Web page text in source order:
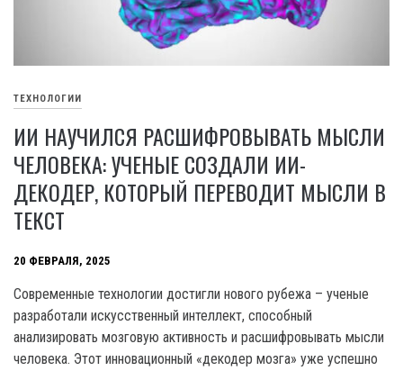
ТЕХНОЛОГИИ
ИИ НАУЧИЛСЯ РАСШИФРОВЫВАТЬ МЫСЛИ
ЧЕЛОВЕКА: УЧЕНЫЕ СОЗДАЛИ ИИ-
ДЕКОДЕР, КОТОРЫЙ ПЕРЕВОДИТ МЫСЛИ В
ТЕКСТ
20 ФЕВРАЛЯ, 2025
Современные технологии достигли нового рубежа – ученые
разработали искусственный интеллект, способный
анализировать мозговую активность и расшифровывать мысли
человека. Этот инновационный «декодер мозга» уже успешно